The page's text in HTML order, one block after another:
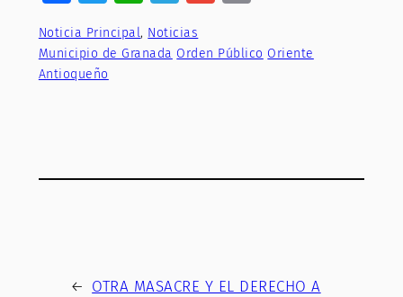
Noticia Principal, Noticias
Municipio de Granada Orden Público Oriente
Antioqueño
← OTRA MASACRE Y EL DERECHO A